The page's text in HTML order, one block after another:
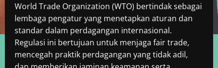
World Trade Organization (WTO) bertindak sebagai
lembaga pengatur yang menetapkan aturan dan
standar dalam perdagangan internasional.
Regulasi ini bertujuan untuk menjaga fair trade,
mencegah praktik perdagangan yang tidak adil,